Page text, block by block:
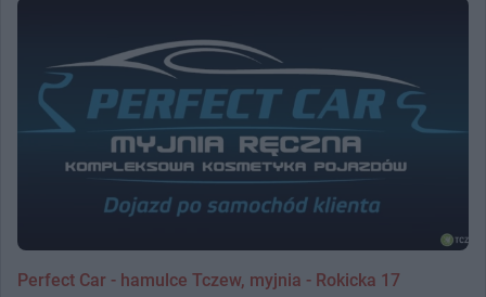
Perfect Car - hamulce Tczew, myjnia - Rokicka 17